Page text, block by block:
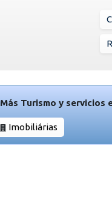
Más Turismo y servicios
Imobiliárias